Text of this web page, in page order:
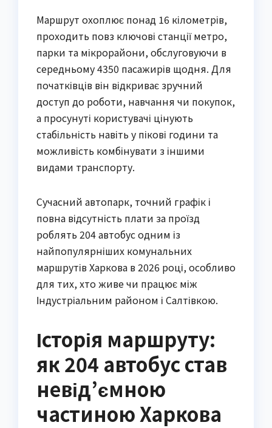
Маршрут охоплює понад 16 кілометрів,
проходить повз ключові станції метро,
парки та мікрорайони, обслуговуючи в
середньому 4350 пасажирів щодня. Для
початківців він відкриває зручний
доступ до роботи, навчання чи покупок,
а просунуті користувачі цінують
стабільність навіть у пікові години та
можливість комбінувати з іншими
видами транспорту.
Сучасний автопарк, точний графік і
повна відсутність плати за проїзд
роблять 204 автобус одним із
найпопулярніших комунальних
маршрутів Харкова в 2026 році, особливо
для тих, хто живе чи працює між
Індустріальним районом і Салтівкою.
Історія маршруту:
як 204 автобус став
невід’ємною
частиною Харкова